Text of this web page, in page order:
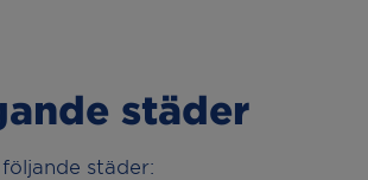
städer
städer: